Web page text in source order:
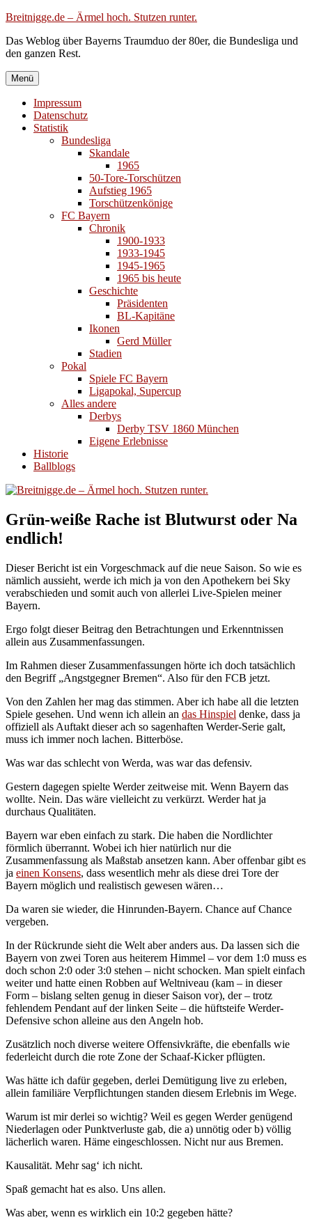
Zum
springen
Breitnigge.de – Ärmel hoch. Stutzen runter.
Das Weblog über Bayerns Traumduo der 80er, die Bundesliga und
den ganzen Rest.
Menü
Impressum
Datenschutz
Statistik
Bundesliga
Skandale
1965
50-Tore-Torschützen
Aufstieg 1965
Torschützenkönige
FC Bayern
Chronik
1900-1933
1933-1945
1945-1965
1965 bis heute
Geschichte
Präsidenten
BL-Kapitäne
Ikonen
Gerd Müller
Stadien
Pokal
Spiele FC Bayern
Ligapokal, Supercup
Alles andere
Derbys
Derby TSV 1860 München
Eigene Erlebnisse
Historie
Ballblogs
Grün-weiße Rache ist Blutwurst oder Na
endlich!
Dieser Bericht ist ein Vorgeschmack auf die neue Saison. So wie es
nämlich aussieht, werde ich mich ja von den Apothekern bei Sky
verabschieden und somit auch von allerlei Live-Spielen meiner
Bayern.
Ergo folgt dieser Beitrag den Betrachtungen und Erkenntnissen
allein aus Zusammenfassungen.
Im Rahmen dieser Zusammenfassungen hörte ich doch tatsächlich
den Begriff „Angstgegner Bremen“. Also für den FCB jetzt.
Von den Zahlen her mag das stimmen. Aber ich habe all die letzten
Spiele gesehen. Und wenn ich allein an das Hinspiel denke, dass ja
offiziell als Auftakt dieser ach so sagenhaften Werder-Serie galt,
muss ich immer noch lachen. Bitterböse.
Was war das schlecht von Werda, was war das defensiv.
Gestern dagegen spielte Werder zeitweise mit. Wenn Bayern das
wollte. Nein. Das wäre vielleicht zu verkürzt. Werder hat ja
durchaus Qualitäten.
Bayern war eben einfach zu stark. Die haben die Nordlichter
förmlich überrannt. Wobei ich hier natürlich nur die
Zusammenfassung als Maßstab ansetzen kann. Aber offenbar gibt es
ja einen Konsens, dass wesentlich mehr als diese drei Tore der
Bayern möglich und realistisch gewesen wären…
Da waren sie wieder, die Hinrunden-Bayern. Chance auf Chance
vergeben.
In der Rückrunde sieht die Welt aber anders aus. Da lassen sich die
Bayern von zwei Toren aus heiterem Himmel – vor dem 1:0 muss es
doch schon 2:0 oder 3:0 stehen – nicht schocken. Man spielt einfach
weiter und hatte einen Robben auf Weltniveau (kam – in dieser
Form – bislang selten genug in dieser Saison vor), der – trotz
fehlendem Pendant auf der linken Seite – die hüftsteife Werder-
Defensive schon alleine aus den Angeln hob.
Zusätzlich noch diverse weitere Offensivkräfte, die ebenfalls wie
federleicht durch die rote Zone der Schaaf-Kicker pflügten.
Was hätte ich dafür gegeben, derlei Demütigung live zu erleben,
allein familiäre Verpflichtungen standen diesem Erlebnis im Wege.
Warum ist mir derlei so wichtig? Weil es gegen Werder genügend
Niederlagen oder Punktverluste gab, die a) unnötig oder b) völlig
lächerlich waren. Häme eingeschlossen. Nicht nur aus Bremen.
Kausalität. Mehr sag‘ ich nicht.
Spaß gemacht hat es also. Uns allen.
Was aber, wenn es wirklich ein 10:2 gegeben hätte?